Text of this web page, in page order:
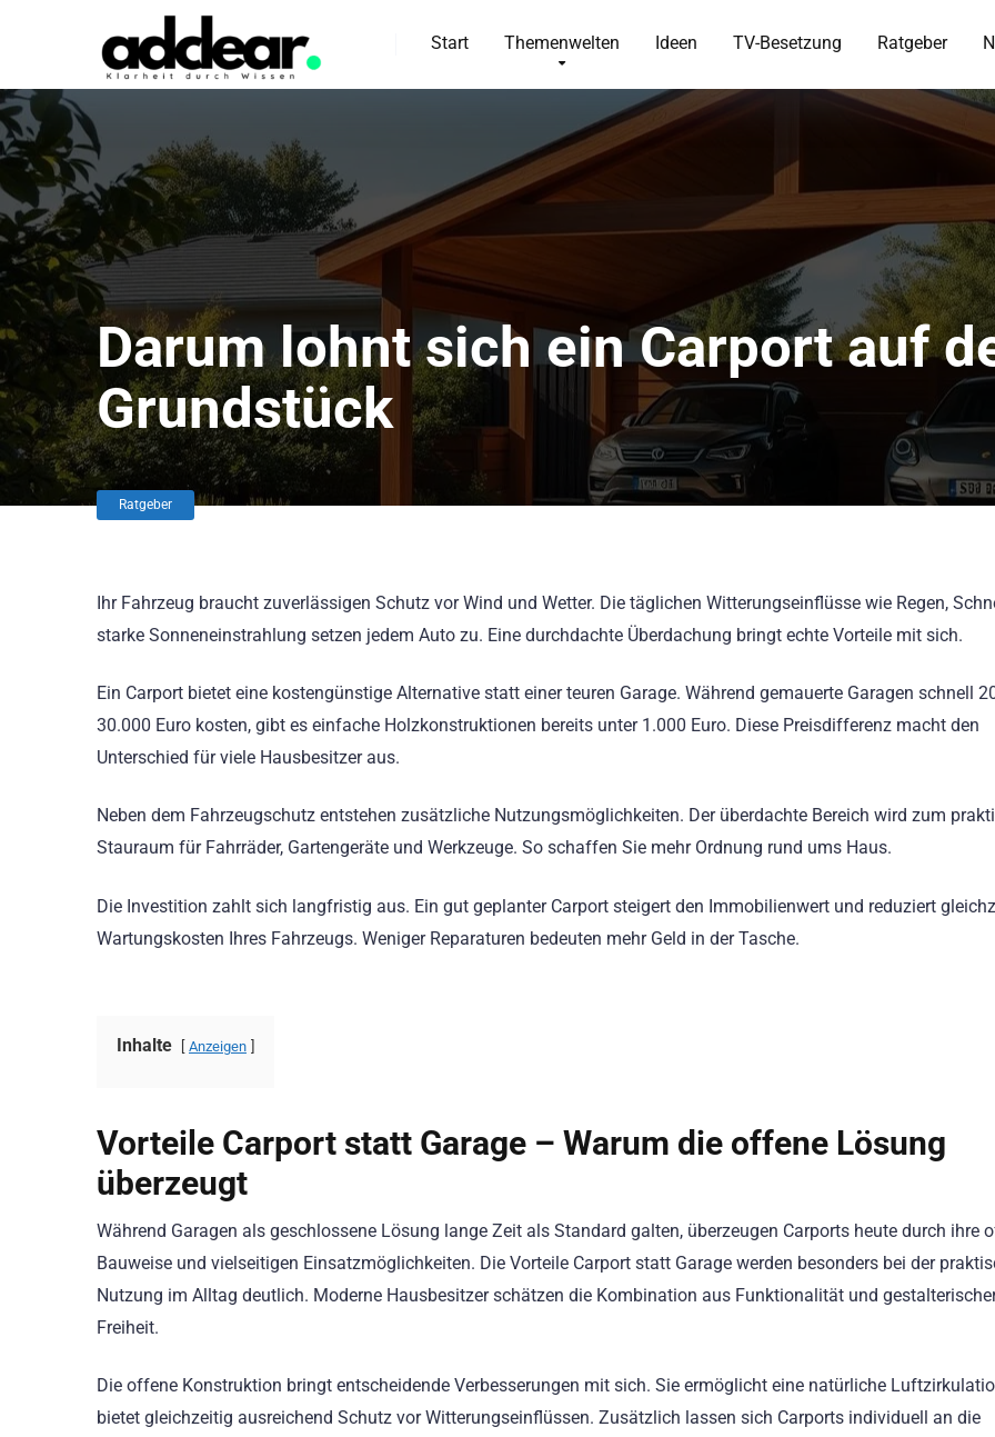
Start Themenwelten Ideen TV-Besetzung Ratgeber
Darum lohnt sich ein Carport auf
Grundstück
Ratgeber
Ihr Fahrzeug braucht zuverlässigen Schutz vor Wind und Wetter. Die täglichen Witterungseinflüsse wie Regen,
starke Sonneneinstrahlung setzen jedem Auto zu. Eine durchdachte Überdachung bringt echte Vorteile mit sich.
Ein Carport bietet eine kostengünstige Alternative statt einer teuren Garage. Während gemauerte Garagen schnell
30.000 Euro kosten, gibt es einfache Holzkonstruktionen bereits unter 1.000 Euro. Diese Preisdifferenz macht den
Unterschied für viele Hausbesitzer aus.
Neben dem Fahrzeugschutz entstehen zusätzliche Nutzungsmöglichkeiten. Der überdachte Bereich wird zum
Stauraum für Fahrräder, Gartengeräte und Werkzeuge. So schaffen Sie mehr Ordnung rund ums Haus.
Die Investition zahlt sich langfristig aus. Ein gut geplanter Carport steigert den Immobilienwert und reduziert
Wartungskosten Ihres Fahrzeugs. Weniger Reparaturen bedeuten mehr Geld in der Tasche.
Inhalte Anzeigen
Vorteile Carport statt Garage – Warum die offene Lösung
überzeugt
Während Garagen als geschlossene Lösung lange Zeit als Standard galten, überzeugen Carports heute durch ihre
Bauweise und vielseitigen Einsatzmöglichkeiten. Die Vorteile Carport statt Garage werden besonders bei der
Nutzung im Alltag deutlich. Moderne Hausbesitzer schätzen die Kombination aus Funktionalität und
Freiheit.
Die offene Konstruktion bringt entscheidende Verbesserungen mit sich. Sie ermöglicht eine natürliche
bietet gleichzeitig ausreichend Schutz vor Witterungseinflüssen. Zusätzlich lassen sich Carports individuell an die